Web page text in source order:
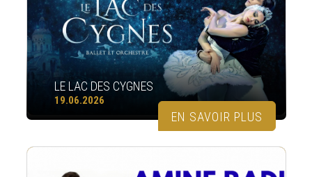
LE LAC DES CYGNES
19.06.2026
EN SAVOIR PLUS